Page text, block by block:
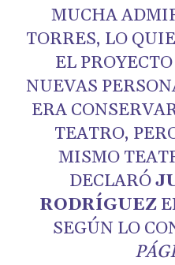
MUCHA
TORRES, LO
EL
NUEVAS
ERA
TEATRO,
MISMO
DECLARÓ
RODRÍGUEZ
SEGÚN LO